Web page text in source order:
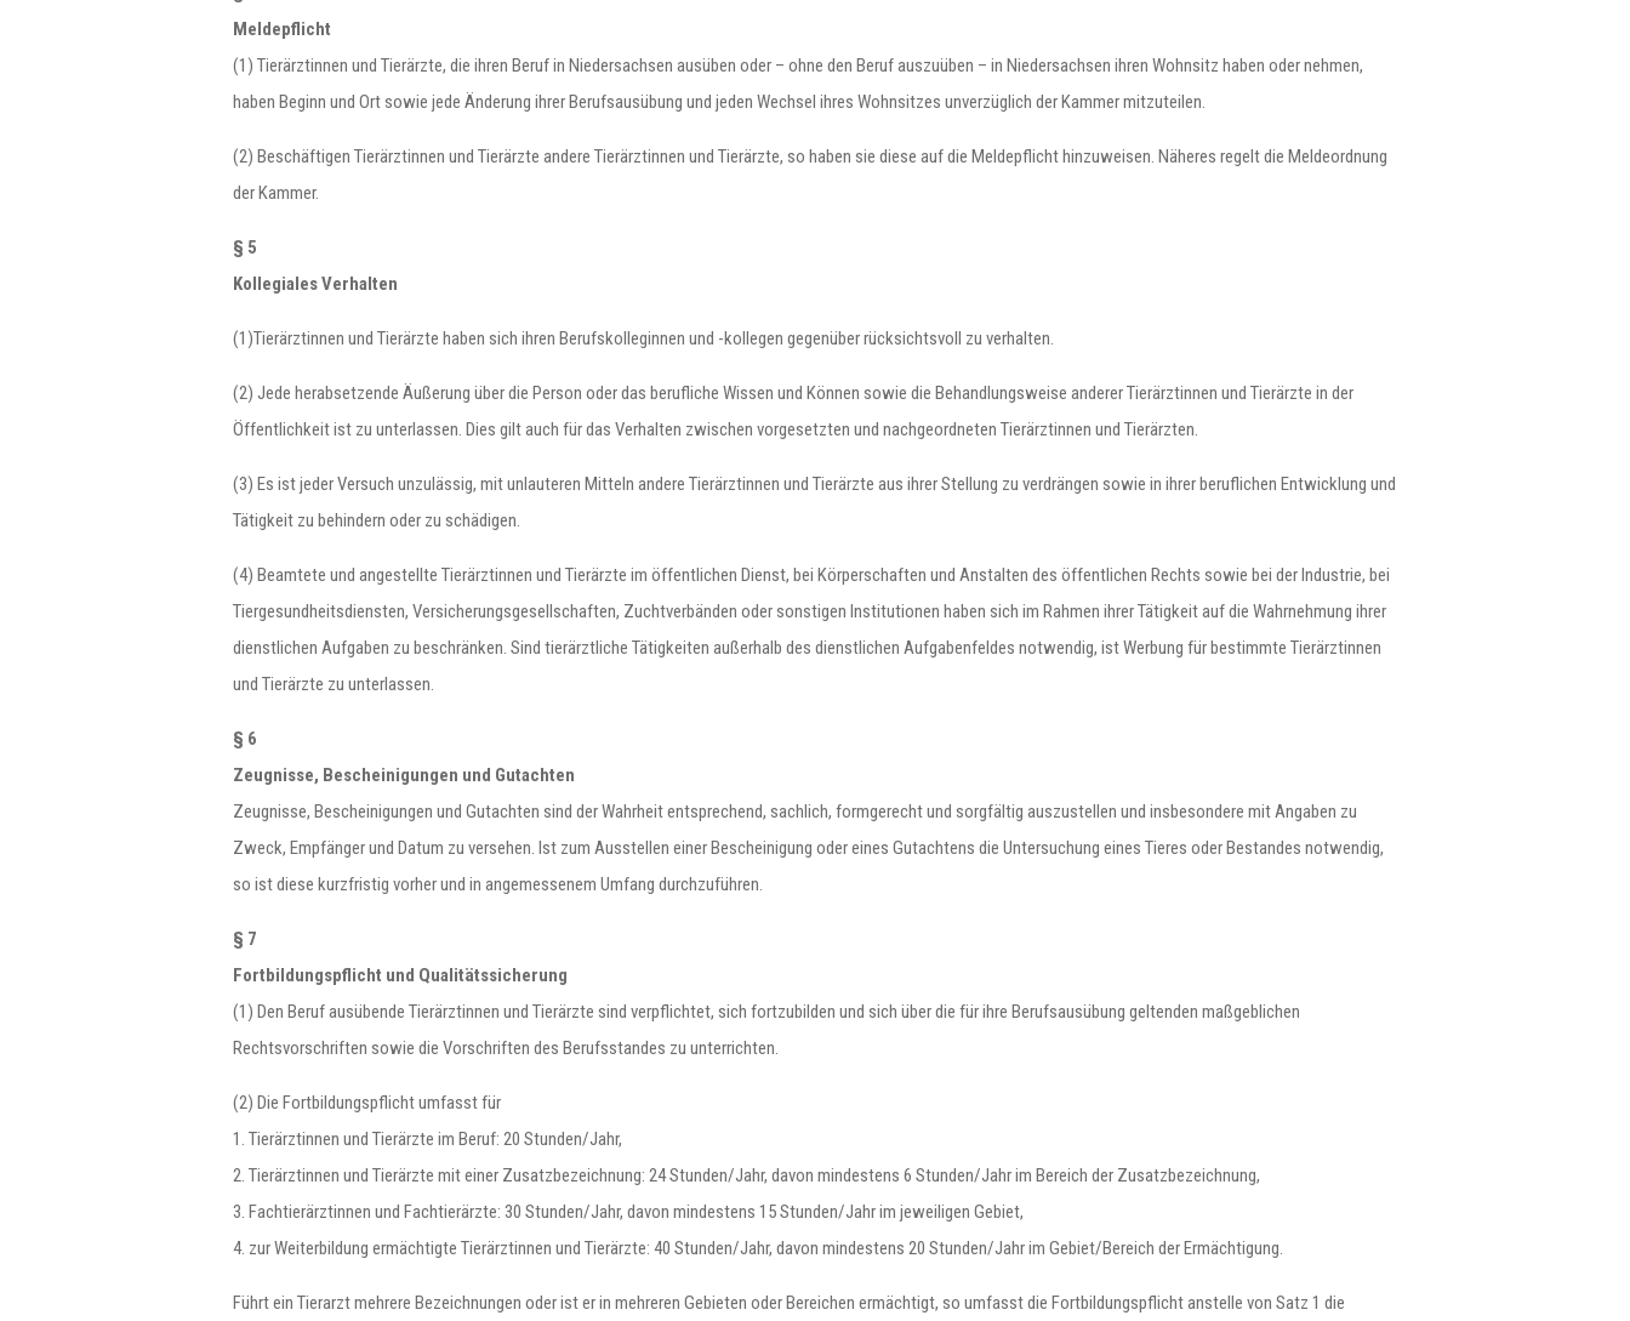
Meldepflicht
(1) Tierärztinnen und Tierärzte, die ihren Beruf in Niedersachsen ausüben oder – ohne den Beruf auszuüben – in Niedersachsen ihren Wohnsitz haben oder nehmen,
haben Beginn und Ort sowie jede Änderung ihrer Berufsausübung und jeden Wechsel ihres Wohnsitzes unverzüglich der Kammer mitzuteilen.
(2) Beschäftigen Tierärztinnen und Tierärzte andere Tierärztinnen und Tierärzte, so haben sie diese auf die Meldepflicht hinzuweisen. Näheres regelt die Meldeordnung
der Kammer.
§ 5
Kollegiales Verhalten
(1)Tierärztinnen und Tierärzte haben sich ihren Berufskolleginnen und -kollegen gegenüber rücksichtsvoll zu verhalten.
(2) Jede herabsetzende Äußerung über die Person oder das berufliche Wissen und Können sowie die Behandlungsweise anderer Tierärztinnen und Tierärzte in der
Öffentlichkeit ist zu unterlassen. Dies gilt auch für das Verhalten zwischen vorgesetzten und nachgeordneten Tierärztinnen und Tierärzten.
(3) Es ist jeder Versuch unzulässig, mit unlauteren Mitteln andere Tierärztinnen und Tierärzte aus ihrer Stellung zu verdrängen sowie in ihrer beruflichen Entwicklung und
Tätigkeit zu behindern oder zu schädigen.
(4) Beamtete und angestellte Tierärztinnen und Tierärzte im öffentlichen Dienst, bei Körperschaften und Anstalten des öffentlichen Rechts sowie bei der Industrie, bei
Tiergesundheitsdiensten, Versicherungsgesellschaften, Zuchtverbänden oder sonstigen Institutionen haben sich im Rahmen ihrer Tätigkeit auf die Wahrnehmung ihrer
dienstlichen Aufgaben zu beschränken. Sind tierärztliche Tätigkeiten außerhalb des dienstlichen Aufgabenfeldes notwendig, ist Werbung für bestimmte Tierärztinnen
und Tierärzte zu unterlassen.
§ 6
Zeugnisse, Bescheinigungen und Gutachten
Zeugnisse, Bescheinigungen und Gutachten sind der Wahrheit entsprechend, sachlich, formgerecht und sorgfältig auszustellen und insbesondere mit Angaben zu
Zweck, Empfänger und Datum zu versehen. Ist zum Ausstellen einer Bescheinigung oder eines Gutachtens die Untersuchung eines Tieres oder Bestandes notwendig,
so ist diese kurzfristig vorher und in angemessenem Umfang durchzuführen.
§ 7
Fortbildungspflicht und Qualitätssicherung
(1) Den Beruf ausübende Tierärztinnen und Tierärzte sind verpflichtet, sich fortzubilden und sich über die für ihre Berufsausübung geltenden maßgeblichen
Rechtsvorschriften sowie die Vorschriften des Berufsstandes zu unterrichten.
(2) Die Fortbildungspflicht umfasst für
1. Tierärztinnen und Tierärzte im Beruf: 20 Stunden/Jahr,
2. Tierärztinnen und Tierärzte mit einer Zusatzbezeichnung: 24 Stunden/Jahr, davon mindestens 6 Stunden/Jahr im Bereich der Zusatzbezeichnung,
3. Fachtierärztinnen und Fachtierärzte: 30 Stunden/Jahr, davon mindestens 15 Stunden/Jahr im jeweiligen Gebiet,
4. zur Weiterbildung ermächtigte Tierärztinnen und Tierärzte: 40 Stunden/Jahr, davon mindestens 20 Stunden/Jahr im Gebiet/Bereich der Ermächtigung.
Führt ein Tierarzt mehrere Bezeichnungen oder ist er in mehreren Gebieten oder Bereichen ermächtigt, so umfasst die Fortbildungspflicht anstelle von Satz 1 die